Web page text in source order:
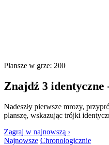
Plansze w grze: 200
Znajdź 3 identyczne
Nadeszły pierwsze mrozy,
planszę, wskazując trójki
Zagraj w najnowszą ›
Najnowsze Chronologicznie